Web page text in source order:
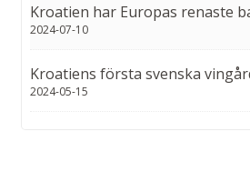
Kroatien har Europas renaste
2024-07-10
Kroatiens första svenska
2024-05-15